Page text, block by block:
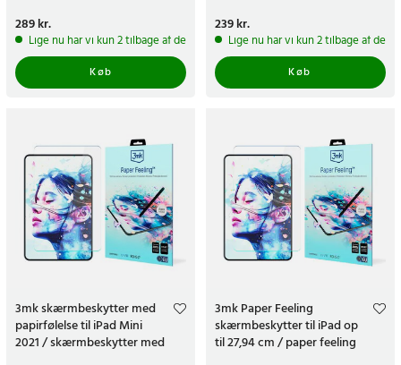
Pris:289 kr.
289 kr.
Lige nu har vi kun 2 tilbage af dette produkt
Køb
Pris:239 kr.
239 kr.
Lige nu har vi kun 2 tilbage af
Køb
3mk skærmbeskytter med
papirfølelse til iPad Mini
2021 / skærmbeskytter med
3mk Paper Feeling
skærmbeskytter til iPad op
til 27,94 cm / paper feeling